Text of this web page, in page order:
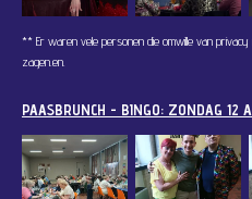
** Er waren vele personen die omwille van
zagen.en.
PAASBRUNCH - BINGO: ZONDAG 12